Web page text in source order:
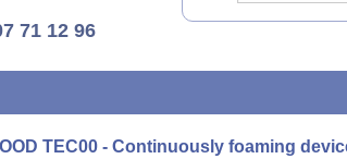
71 12 96
TEC00 - Continuously foaming